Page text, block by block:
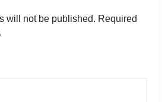
will not be published. Required